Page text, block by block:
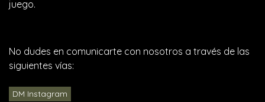
juego.
No dudes en comunicarte con nosotros a través de las
siguientes vías:
DM Instagram